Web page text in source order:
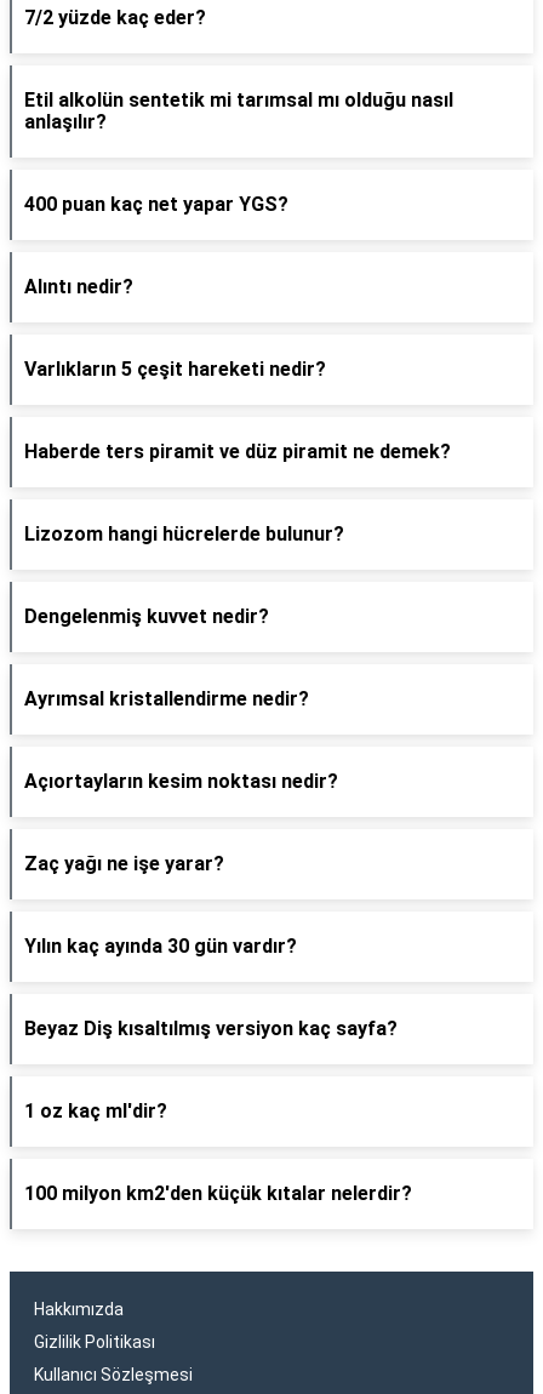
7/2 yüzde kaç eder?
Etil alkolün sentetik mi tarımsal mı olduğu nasıl
anlaşılır?
400 puan kaç net yapar YGS?
Alıntı nedir?
Varlıkların 5 çeşit hareketi nedir?
Haberde ters piramit ve düz piramit ne demek?
Lizozom hangi hücrelerde bulunur?
Dengelenmiş kuvvet nedir?
Ayrımsal kristallendirme nedir?
Açıortayların kesim noktası nedir?
Zaç yağı ne işe yarar?
Yılın kaç ayında 30 gün vardır?
Beyaz Diş kısaltılmış versiyon kaç sayfa?
1 oz kaç ml'dir?
100 milyon km2'den küçük kıtalar nelerdir?
Hakkımızda
Gizlilik Politikası
Kullanıcı Sözleşmesi